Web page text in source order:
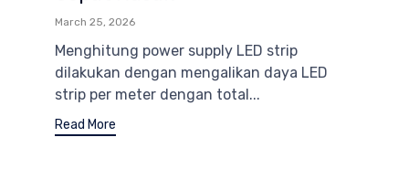
March 25, 2026
Menghitung power supply LED strip
dilakukan dengan mengalikan daya LED
strip per meter dengan total...
Read More